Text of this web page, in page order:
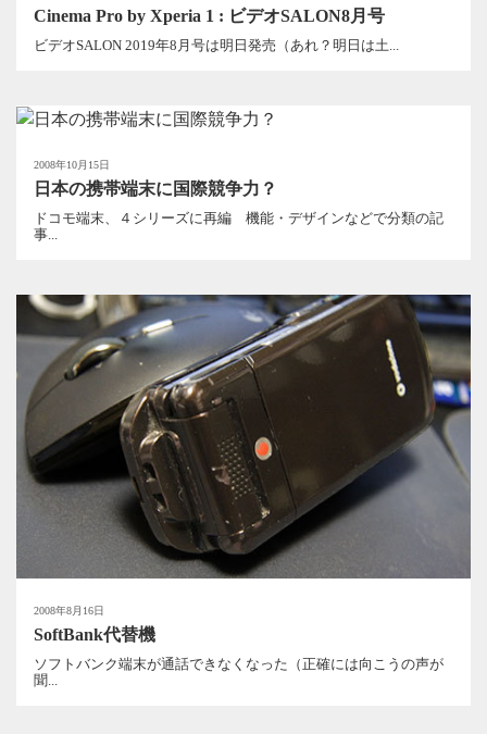
Cinema Pro by Xperia 1 : ビデオSALON8月号
ビデオSALON 2019年8月号は明日発売（あれ？明日は土...
2008年10月15日
日本の携帯端末に国際競争力？
ドコモ端末、４シリーズに再編 機能・デザインなどで分類の記
事...
2008年8月16日
SoftBank代替機
ソフトバンク端末が通話できなくなった（正確には向こうの声が
聞...